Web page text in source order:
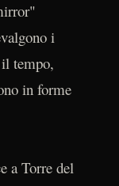
i
tempo,
in forme
a Torre del